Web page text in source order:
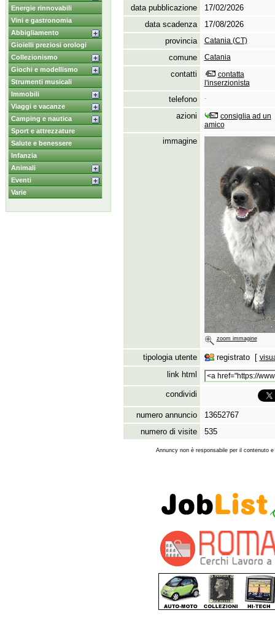
Energie rinnovabili
Vini e gastronomia
Abbigliamento
Gioielli preziosi orologi
Collezionismo
Giochi e modellismo
Strumenti musicali
Immobili
Viaggi e vacanze
Camping e nautica
Sport e attrezzature
Salute e benessere
Infanzia
Animali
Eventi
Varie
data pubblicazione
17/02/2026
data scadenza
17/08/2026
provincia
Catania (CT)
comune Catania
contatti
contatta
l'inserzionista
telefono -
azioni
consiglia ad un
amico
immagine
zoom immagine
tipologia utente registrato [
link html
condividi
numero annuncio
13652767
numero di visite
535
Annuncy non è responsabile per il contenuto